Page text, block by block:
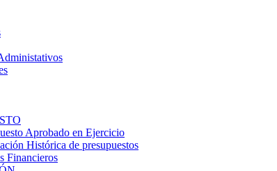
Aprobado en Ejercicio
Histórica de presupuestos
Financieros